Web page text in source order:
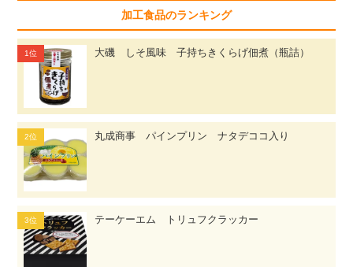
加工食品のランキング
大磯 しそ風味 子持ちきくらげ佃煮（瓶詰）
丸成商事 パインプリン ナタデココ入り
テーケーエム トリュフクラッカー